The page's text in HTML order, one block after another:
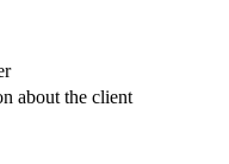
about the client